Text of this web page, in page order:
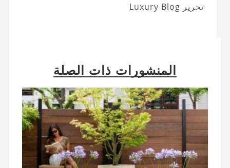
تحرير Luxury Blog
المنشورات ذات الصلة